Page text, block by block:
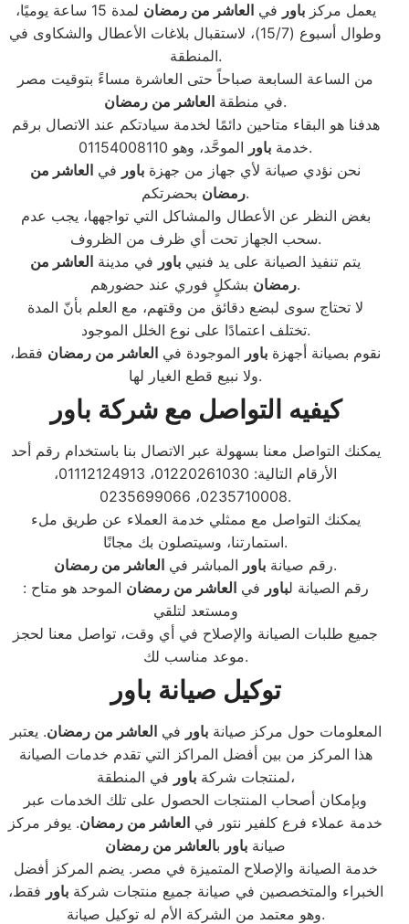
يعمل مركزباور فيالعاشر من رمضان
لمدة 15 ساعة يوميًا،
وطوال أسبوع (15/7)، لاستقبال بلاغات الأعطال والشكاوى في
المنطقة.
من الساعة السابعة صباحاً حتى العاشرة مساءً بتوقيت مصر
في منطقة العاشر من رمضان
.
هدفنا هو البقاء متاحين دائمًا لخدمة سيادتكم عند الاتصال برقم
خدمة باور
الموحَّد، وهو 01154008110.
نحن نؤدي صيانة لأي جهاز من جهزة باور في العاشر من
رمضانبحضرتكم.
بغض النظر عن الأعطال والمشاكل التي تواجهها، يجب عدم
سحب الجهاز تحت أي ظرف من الظروف.
يتم تنفيذ الصيانة على يد فنيي باور في مدينة العاشر من
رمضانبشكلٍ فوري عند حضورهم.
لا تحتاج سوى لبضع دقائق من وقتهم، مع العلم بأنّ المدة
تختلف اعتمادًا على نوع الخلل الموجود.
نقوم بصيانة أجهزة باور الموجودة في العاشر من رمضان فقط،
ولا نبيع قطع الغيار لها.
كيفيه التواصل مع شركة باور
يمكنك التواصل معنا بسهولة عبر الاتصال بنا باستخدام رقم أحد
الأرقام التالية: 01220261030، 01112124913،
0235710008، 0235699066.
يمكنك التواصل مع ممثلي خدمة العملاء عن طريق ملء
استمارتنا، وسيتصلون بك مجانًا.
رقم صيانة باور المباشر في العاشر من رمضان
.
: رقم الصيانة لباور فيالعاشر من رمضان الموحد هو متاح
ومستعد لتلقي
جميع طلبات الصيانة والإصلاح في أي وقت، تواصل معنا لحجز
موعد مناسب لك.
توكيل صيانة باور
المعلومات حول مركز صيانةباور فيالعاشر من رمضان. يعتبر
هذا المركز من بين أفضل المراكز التي تقدم خدمات الصيانة
لمنتجات شركةباور
في المنطقة،
وبإمكان أصحاب المنتجات الحصول على تلك الخدمات عبر
خدمة عملاء فرع كلفير نتور في العاشر من رمضان. يوفر مركز
صيانة باور بالعاشر من رمضان
خدمة الصيانة والإصلاح المتميزة في مصر. يضم المركز أفضل
الخبراء والمتخصصين في صيانة جميع منتجات شركةباور فقط،
وهو معتمد من الشركة الأم له توكيل صيانة.